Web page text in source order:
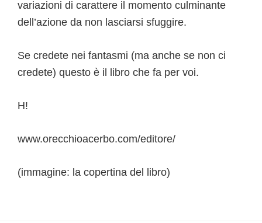
variazioni di carattere il momento culminante
dell’azione da non lasciarsi sfuggire.
Se credete nei fantasmi (ma anche se non ci
credete) questo è il libro che fa per voi.
H!
www.orecchioacerbo.com/editore/
(immagine: la copertina del libro)